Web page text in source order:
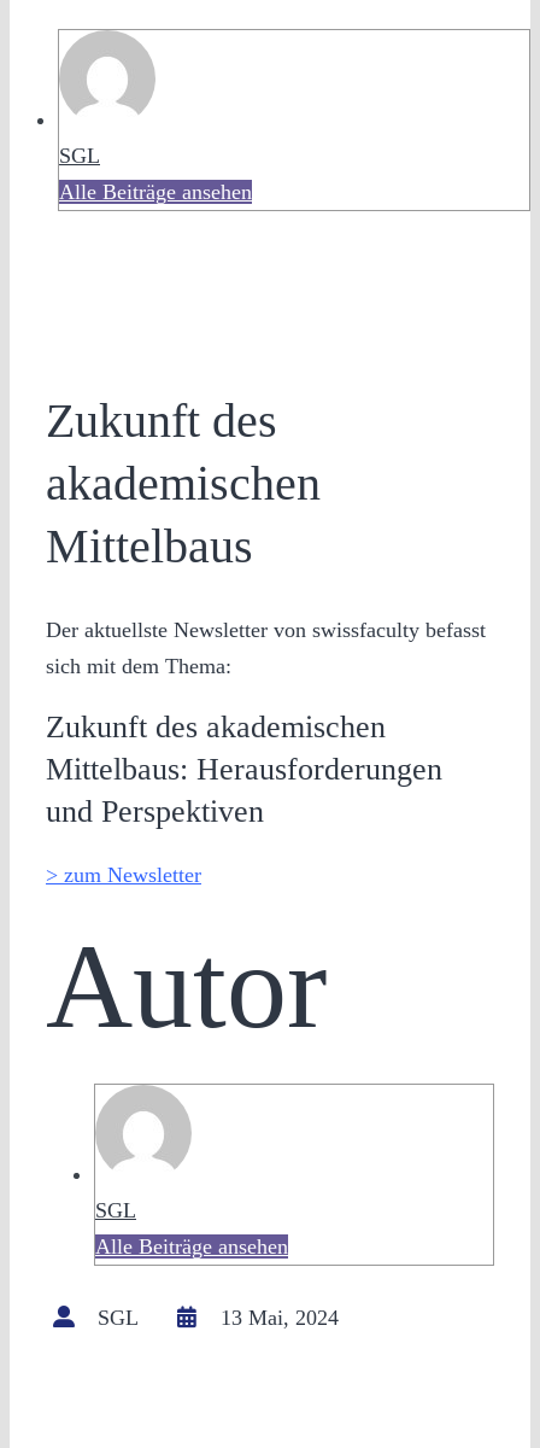
SGL
Alle Beiträge ansehen
Zukunft des
akademischen
Mittelbaus
Der aktuellste Newsletter von swissfaculty befasst
sich mit dem Thema:
Zukunft des akademischen
Mittelbaus: Herausforderungen
und Perspektiven
> zum Newsletter
Autor
SGL
Alle Beiträge ansehen
SGL 13 Mai, 2024